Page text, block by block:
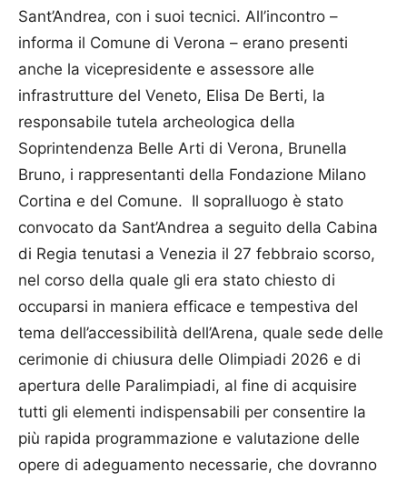
Sant’Andrea, con i suoi tecnici. All’incontro –
informa il Comune di Verona – erano presenti
anche la vicepresidente e assessore alle
infrastrutture del Veneto, Elisa De Berti, la
responsabile tutela archeologica della
Soprintendenza Belle Arti di Verona, Brunella
Bruno, i rappresentanti della Fondazione Milano
Cortina e del Comune. Il sopralluogo è stato
convocato da Sant’Andrea a seguito della Cabina
di Regia tenutasi a Venezia il 27 febbraio scorso,
nel corso della quale gli era stato chiesto di
occuparsi in maniera efficace e tempestiva del
tema dell’accessibilità dell’Arena, quale sede delle
cerimonie di chiusura delle Olimpiadi 2026 e di
apertura delle Paralimpiadi, al fine di acquisire
tutti gli elementi indispensabili per consentire la
più rapida programmazione e valutazione delle
opere di adeguamento necessarie, che dovranno